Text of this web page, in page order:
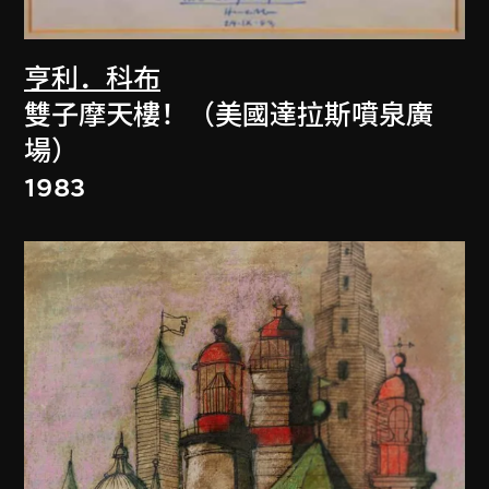
亨利．科布
雙子摩天樓！（美國達拉斯噴泉廣
場）
1983